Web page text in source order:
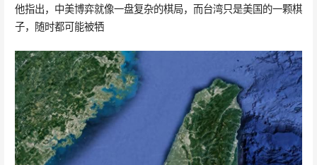
他指出，中美博弈就像一盘复杂的棋局，而台湾只是美国的一颗棋
子，随时都可能被牺